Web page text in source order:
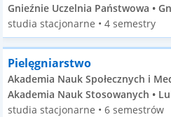
Gnieźnie Uczelnia Państwowa •
studia stacjonarne • 4 semestry
Pielęgniarstwo
Akademia Nauk Społecznych i
Akademia Nauk Stosowanych •
studia stacjonarne • 6 semestrów